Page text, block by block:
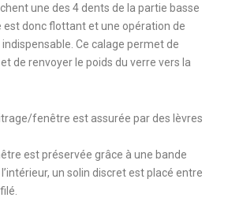
une des 4 dents de la partie basse
est donc flottant et une opération de
Ce calage permet de
de renvoyer le poids du verre vers la
fenêtre est assurée par des lèvres
est préservée grâce à une bande
l’intérieur, un solin discret est placé entre